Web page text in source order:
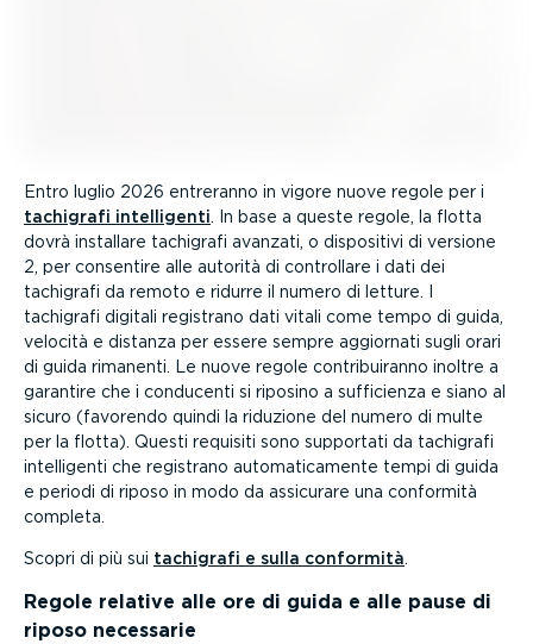
Entro luglio 2026 entreranno in vigore nuove regole per i
tachigrafi intel­li­genti. In base a queste regole, la flotta
dovrà installare tachigrafi avanzati, o dispositivi di versione
2, per consentire alle autorità di controllare i dati dei
tachigrafi da remoto e ridurre il numero di letture. I
tachigrafi digitali registrano dati vitali come tempo di guida,
velocità e distanza per essere sempre aggiornati sugli orari
di guida rimanenti. Le nuove regole contri­bui­ranno inoltre a
garantire che i conducenti si riposino a sufficienza e siano al
sicuro (favorendo quindi la riduzione del numero di multe
per la flotta). Questi requisiti sono supportati da tachigrafi
intel­li­genti che registrano automa­ti­ca­mente tempi di guida
e periodi di riposo in modo da assicurare una conformità
completa.
Scopri di più sui tachigrafi e sulla conformità.
Regole relative alle ore di guida e alle pause di
riposo necessarie